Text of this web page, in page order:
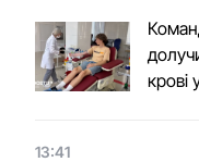
крові
13:41